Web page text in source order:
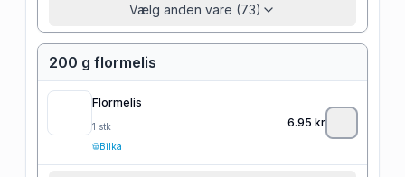
Vælg anden vare (73)
200 g flormelis
Flormelis
1 stk
Bilka
6.95 kr